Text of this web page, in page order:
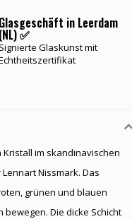
Glasgeschäft in Leerdam
(NL) ✅
Signierte Glaskunst mit
im skandinavischen
Nissmark. Das
grünen und blauen
Die dicke Schicht